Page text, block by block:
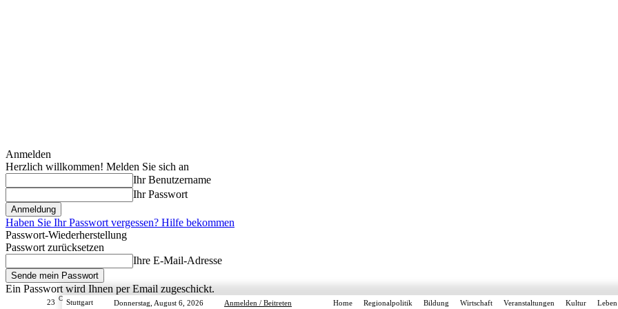
Anmelden
Herzlich willkommen! Melden Sie sich an
Ihr Benutzername
Ihr Passwort
Haben Sie Ihr Passwort vergessen? Hilfe bekommen
Passwort-Wiederherstellung
Passwort zurücksetzen
Ihre E-Mail-Adresse
Ein Passwort wird Ihnen per Email zugeschickt.
23 C Stuttgart Donnerstag, August 6, 2026 Anmelden / Beitreten Home Regionalpolitik Bildung Wirtschaft Veranstaltungen Kultur Leben